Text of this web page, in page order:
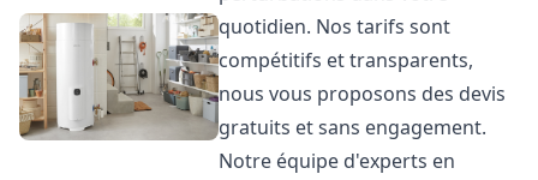
quotidien. Nos tarifs sont
compétitifs et transparents,
nous vous proposons des devis
gratuits et sans engagement.
Notre équipe d'experts en